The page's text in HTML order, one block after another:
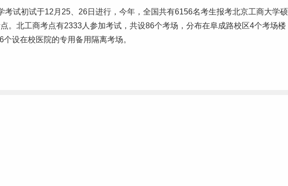
考试初试于12月25、26日进行，今年，全国共有6156名考生报考北京工商大学硕
。北工商考点有2333人参加考试，共设86个考场，分布在阜成路校区4个考场楼
设在校医院的专用备用隔离考场。